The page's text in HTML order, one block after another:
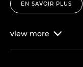
EN SAVOIR PLUS
view more 